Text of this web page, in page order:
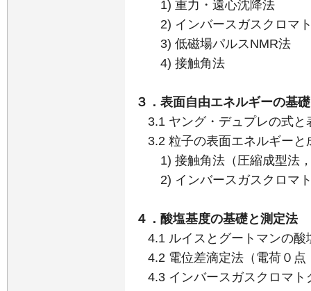
1) 重力・遠心沈降法
2) インバースガスクロマト
3) 低磁場パルスNMR法
4) 接触角法
３．表面自由エネルギーの基
3.1 ヤング・デュプレの式と
3.2 粒子の表面エネルギーと
1) 接触角法（圧縮成型法，
2) インバースガスクロマト
４．酸塩基度の基礎と測定法
4.1 ルイスとグートマンの酸
4.2 電位差滴定法（電荷０点
4.3 インバースガスクロマト